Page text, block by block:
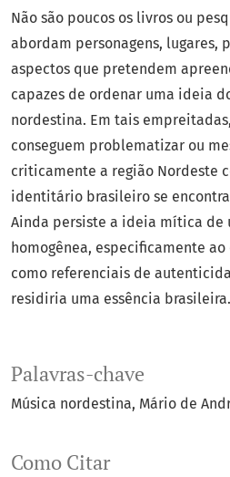
Palavras-chave
Música nordestina Mário de
Como Citar
Não são poucos os livros ou
abordam personagens, lugares,
aspectos que pretendem
capazes de ordenar uma ideia
nordestina. Em tais
conseguem problematizar ou
criticamente a região Nordeste
identitário brasileiro se
Ainda persiste a ideia mítica de
homogênea, especificamente
como referenciais de
residiria uma essência brasileira.